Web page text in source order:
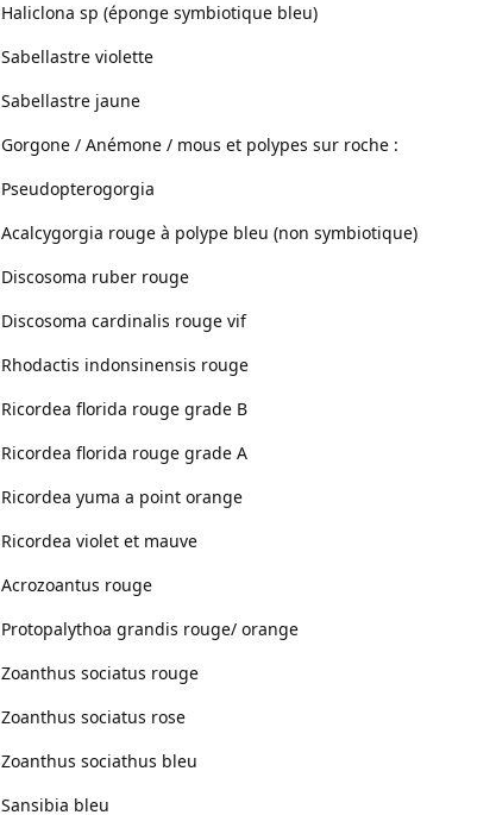
Haliclona sp (éponge symbiotique bleu)
Sabellastre violette
Sabellastre jaune
Gorgone / Anémone / mous et polypes sur roche :
Pseudopterogorgia
Acalcygorgia rouge à polype bleu (non symbiotique)
Discosoma ruber rouge
Discosoma cardinalis rouge vif
Rhodactis indonsinensis rouge
Ricordea florida rouge grade B
Ricordea florida rouge grade A
Ricordea yuma a point orange
Ricordea violet et mauve
Acrozoantus rouge
Protopalythoa grandis rouge/ orange
Zoanthus sociatus rouge
Zoanthus sociatus rose
Zoanthus sociathus bleu
Sansibia bleu